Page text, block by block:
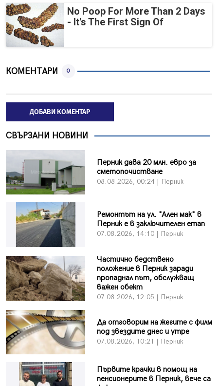
No Poop For More Than 2 Days
- It's The First Sign Of
КОМЕНТАРИ 0
ДОБАВИ КОМЕНТАР
СВЪРЗАНИ НОВИНИ
Перник дава 20 млн. евро за
сметопочистване
08.08.2026, 00:24 | Перник
Ремонтът на ул. "Ален мак" в
Перник е в заключителен етап
07.08.2026, 14:10 | Перник
Частично бедствено
положение в Перник заради
пропаднал път, обслужващ
важен обект
07.08.2026, 12:05 | Перник
Да отговорим на жегите с филм
под звездите днес и утре
07.08.2026, 10:21 | Перник
Първите крачки в помощ на
пенсионерите в Перник, вече са